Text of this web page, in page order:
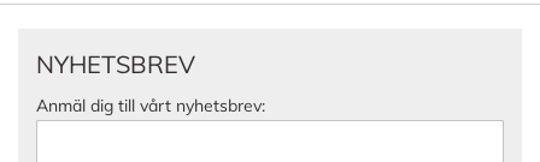
NYHETSBREV
Anmäl dig till vårt nyhetsbrev: